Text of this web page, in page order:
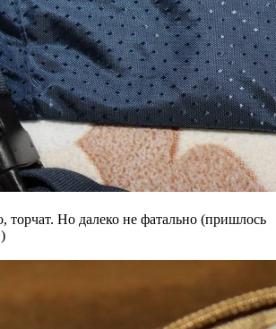
торчат. Но далеко не фатально (пришлось